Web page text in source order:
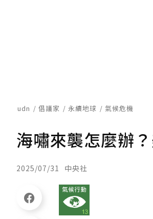
udn 倡議家 永續地球 氣候危機
海嘯來襲怎麼辦
2025/07/31 中央社